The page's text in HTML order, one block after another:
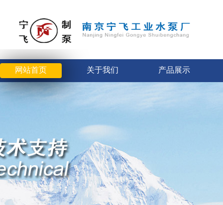
网站首页 关于我们 产品展示